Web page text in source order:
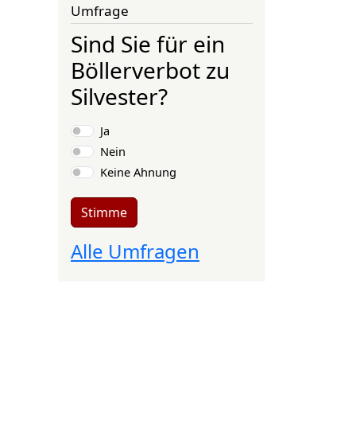
Umfrage
Sind Sie für ein
Böllerverbot zu
Silvester?
Auswahlmöglichkeiten
Ja
Nein
Keine Ahnung
Stimme
Alle Umfragen